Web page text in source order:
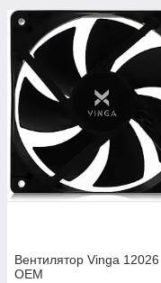
Вентилятор Vinga 12026
OEM